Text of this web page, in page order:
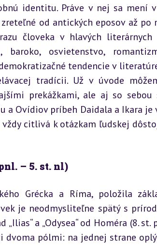
identitu. Práve v nej sa mení
od antických eposov až po
človeka v hlavých
baroko, osvietenstvo,
tendencie v
tradícii. Už v úvode
prekážkami, ale aj so sebou
a Ovídiov príbeh Daidala a Ikara je
citlivá k otázkam ľudskej
– 5. st. nl)
Grécka a Ríma, položila
je neodmysliteľne spätý s
a „Odysea“ od Homéra (8.
dvoma pólmi: na jednej strane